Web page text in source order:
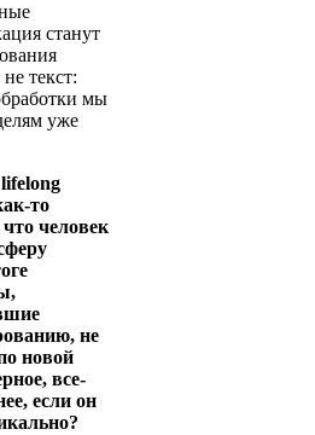
станут
текст:
мы
уже
то
человек
не
новой
все-
если он